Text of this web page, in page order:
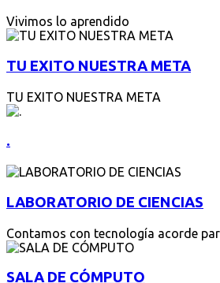
Vivimos lo aprendido
TU EXITO NUESTRA META
TU EXITO NUESTRA META
.
LABORATORIO DE CIENCIAS
Contamos con tecnología acorde
SALADE CÓMPUTO